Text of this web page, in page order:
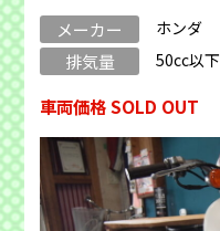
メーカー ホンダ
排気量 50cc以下
車両価格 SOLD OUT